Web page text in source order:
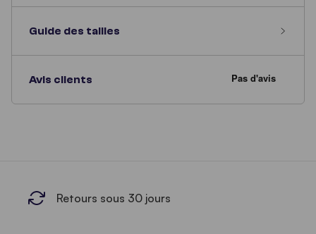
Guide des tailles
Avis clients
Retours sous 30 jours